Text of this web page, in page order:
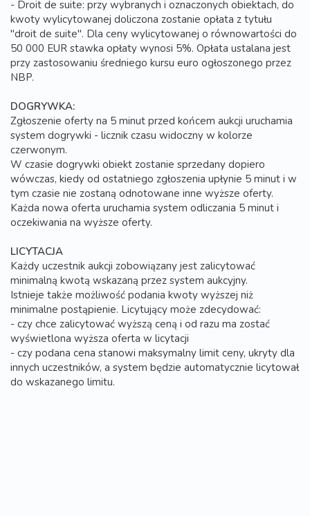
- Droit de suite: przy wybranych i oznaczonych obiektach, do
kwoty wylicytowanej doliczona zostanie opłata z tytułu
"droit de suite". Dla ceny wylicytowanej o równowartości do
50 000 EUR stawka opłaty wynosi 5%. Opłata ustalana jest
przy zastosowaniu średniego kursu euro ogłoszonego przez
NBP.
DOGRYWKA:
Zgłoszenie oferty na 5 minut przed końcem aukcji uruchamia
system dogrywki - licznik czasu widoczny w kolorze
czerwonym.
W czasie dogrywki obiekt zostanie sprzedany dopiero
wówczas, kiedy od ostatniego zgłoszenia upłynie 5 minut i w
tym czasie nie zostaną odnotowane inne wyższe oferty.
Każda nowa oferta uruchamia system odliczania 5 minut i
oczekiwania na wyższe oferty.
LICYTACJA
Każdy uczestnik aukcji zobowiązany jest zalicytować
minimalną kwotą wskazaną przez system aukcyjny.
Istnieje także możliwość podania kwoty wyższej niż
minimalne postąpienie. Licytujący może zdecydować:
- czy chce zalicytować wyższą ceną i od razu ma zostać
wyświetlona wyższa oferta w licytacji
- czy podana cena stanowi maksymalny limit ceny, ukryty dla
innych uczestników, a system będzie automatycznie licytował
do wskazanego limitu.